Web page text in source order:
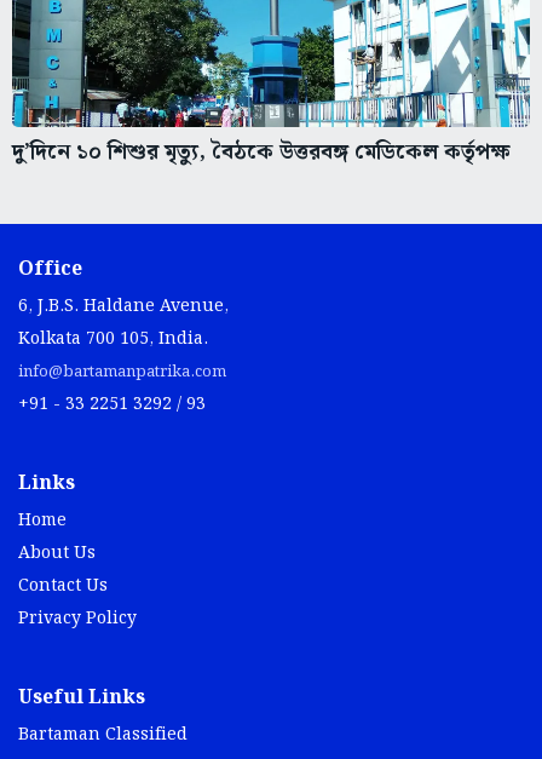
দু’দিনে ১০ শিশুর মৃত্যু, বৈঠকে উত্তরবঙ্গ মেডিকেল কর্তৃপক্ষ
Office
6, J.B.S. Haldane Avenue,
Kolkata 700 105, India.
info@bartamanpatrika.com
+91 - 33 2251 3292 / 93
Links
Home
About Us
Contact Us
Privacy Policy
Useful Links
Bartaman Classified